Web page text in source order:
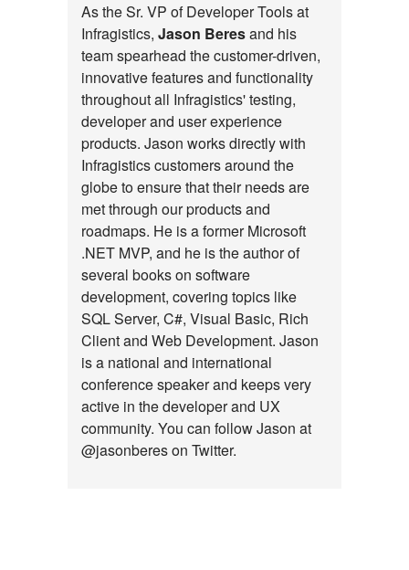
As the Sr. VP of Developer Tools at
Infragistics, Jason Beresand his
team spearhead the customer-driven,
innovative features and functionality
throughout all Infragistics' testing,
developer and user experience
products. Jason works directly with
Infragistics customers around the
globe to ensure that their needs are
met through our products and
roadmaps. He is a former Microsoft
.NET MVP, and he is the author of
several books on software
development, covering topics like
SQL Server, C#, Visual Basic, Rich
Client and Web Development. Jason
is a national and international
conference speaker and keeps very
active in the developer and UX
community. You can follow Jason at
@jasonberes on Twitter.